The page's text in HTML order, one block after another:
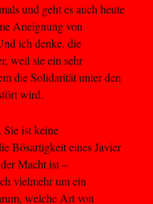
und geht es auch heute
Aneignung von
ich denke, die
weil sie ein sehr
die Solidarität unter den
wird.
ist keine
Bösartigkeit eines Javier
Macht ist –
vielmehr um ein
welche Art von